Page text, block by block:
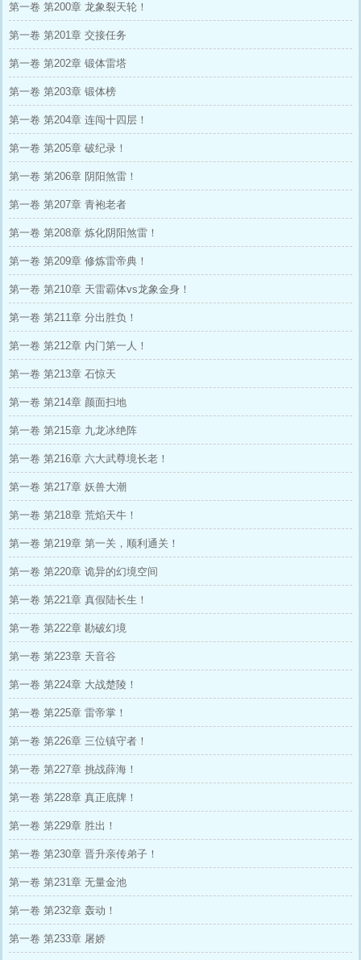
第一卷 第200章 龙象裂天轮！
第一卷 第201章 交接任务
第一卷 第202章 锻体雷塔
第一卷 第203章 锻体榜
第一卷 第204章 连闯十四层！
第一卷 第205章 破纪录！
第一卷 第206章 阴阳煞雷！
第一卷 第207章 青袍老者
第一卷 第208章 炼化阴阳煞雷！
第一卷 第209章 修炼雷帝典！
第一卷 第210章 天雷霸体vs龙象金身！
第一卷 第211章 分出胜负！
第一卷 第212章 内门第一人！
第一卷 第213章 石惊天
第一卷 第214章 颜面扫地
第一卷 第215章 九龙冰绝阵
第一卷 第216章 六大武尊境长老！
第一卷 第217章 妖兽大潮
第一卷 第218章 荒焰天牛！
第一卷 第219章 第一关，顺利通关！
第一卷 第220章 诡异的幻境空间
第一卷 第221章 真假陆长生！
第一卷 第222章 勘破幻境
第一卷 第223章 天音谷
第一卷 第224章 大战楚陵！
第一卷 第225章 雷帝掌！
第一卷 第226章 三位镇守者！
第一卷 第227章 挑战薛海！
第一卷 第228章 真正底牌！
第一卷 第229章 胜出！
第一卷 第230章 晋升亲传弟子！
第一卷 第231章 无量金池
第一卷 第232章 轰动！
第一卷 第233章 屠娇